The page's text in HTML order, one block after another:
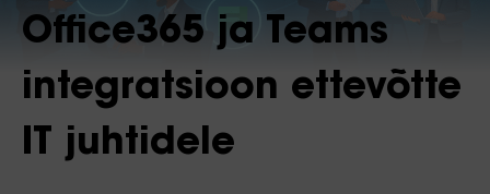
Office365 ja Teams
integratsioon ettevõtte
IT juhtidele